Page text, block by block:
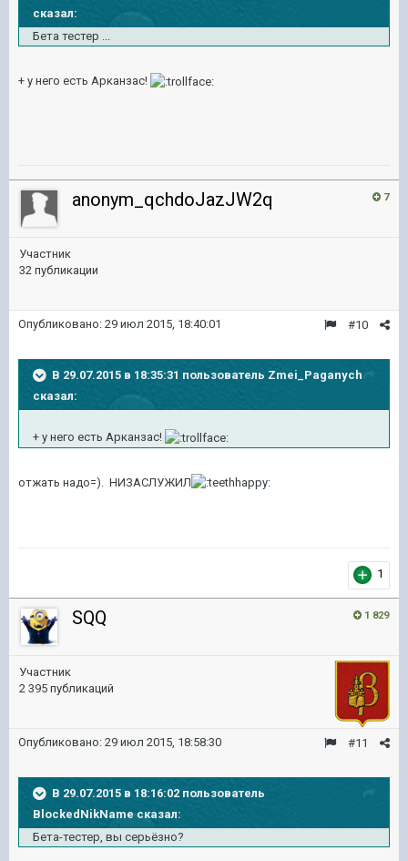
сказал:
Бета тестер ...
+ у него есть Арканзас!
7
anonym_qchdoJazJW2q
Участник
32 публикации
#10
Опубликовано: 29 июл 2015, 18:40:01
В 29.07.2015 в 18:35:31 пользователь Zmei_Paganych
сказал:
+ у него есть Арканзас!
отжать надо=). НИЗАСЛУЖИЛ
1
1 829
SQQ
Участник
2 395 публикаций
#11
Опубликовано: 29 июл 2015, 18:58:30
В 29.07.2015 в 18:16:02 пользователь
BlockedNikName сказал:
Бета-тестер, вы серьёзно?